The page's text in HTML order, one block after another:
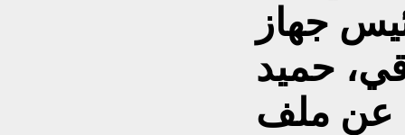
جهاز
حميد
عن ملف